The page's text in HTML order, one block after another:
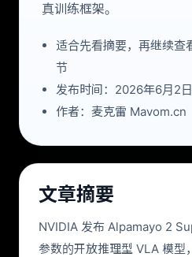
真训练框架。
适合先看摘要，再继续查
节
发布时间：2026年6月2日
作者：麦克雷 Mavom.cn
文章摘要
NVIDIA 发布 Alpamayo 2
参数的开放推理型 VLA 模型